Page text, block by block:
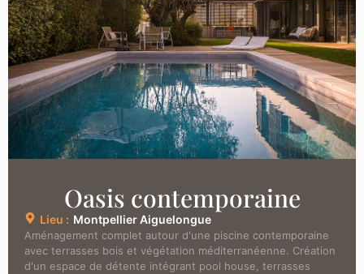
Oasis contemporaine
Lieu : Montpellier Aiguelongue
Aménagement complet autour d'une piscine contemporaine
avec terrasses bois et végétation méditerranéenne. Création
d'un espace de détente intégrant pool house, terrasses